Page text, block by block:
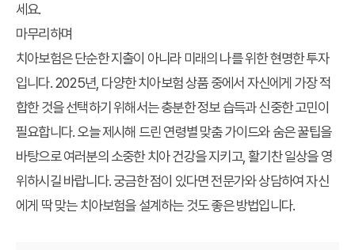
세요.
마무리하며
치아보험은 단순한 지출이 아니라 미래의 나를 위한 현명한 투자
입니다. 2025년, 다양한 치아보험 상품 중에서 자신에게 가장 적
합한 것을 선택하기 위해서는 충분한 정보 습득과 신중한 고민이
필요합니다. 오늘 제시해 드린 연령별 맞춤 가이드와 숨은 꿀팁을
바탕으로 여러분의 소중한 치아 건강을 지키고, 활기찬 일상을 영
위하시길 바랍니다. 궁금한 점이 있다면 전문가와 상담하여 자신
에게 딱 맞는 치아보험을 설계하는 것도 좋은 방법입니다.